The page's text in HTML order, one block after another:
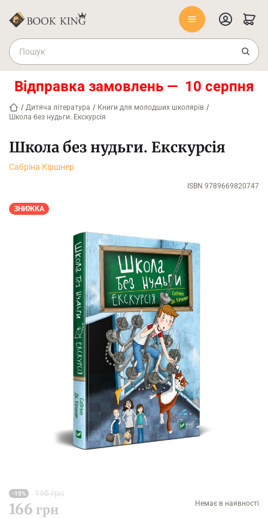
Відправка замовлень — 10 серпня
/ Дитяча література / Книги для молодших школярів /
Школа без нудьги. Екскурсія
Школа без нудьги. Екскурсія
Сабріна Кіршнер
ISBN 9789669820747
ЗНИЖКА
-15% 195 грн
166 грн Немає в наявності